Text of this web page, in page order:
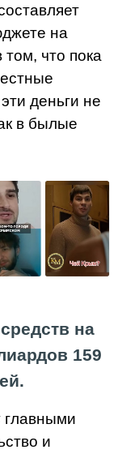
на
что пока
деньги не
в былые
на
159
главными
и